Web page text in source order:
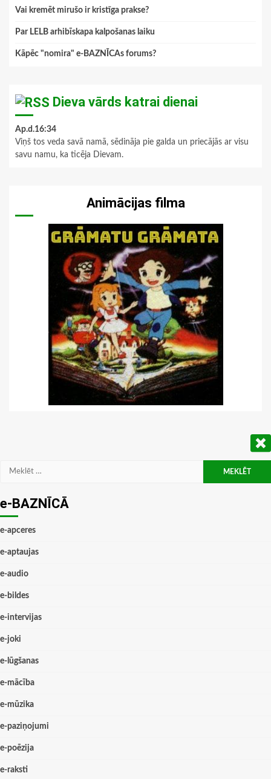
Vai kremēt mirušo ir kristīga prakse?
Par LELB arhibīskapa kalpošanas laiku
Kāpēc "nomira" e-BAZNĪCAs forums?
Dieva vārds katrai dienai
Ap.d.16:34
Viņš tos veda savā namā, sēdināja pie galda un priecājās ar visu
savu namu, ka ticēja Dievam.
Animācijas filma
Meklēt:
e-BAZNĪCĀ
e-apceres
e-aptaujas
e-audio
e-bildes
e-intervijas
e-joki
e-lūgšanas
e-mācība
e-mūzika
e-paziņojumi
e-poēzija
e-raksti